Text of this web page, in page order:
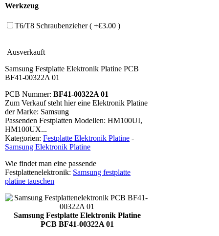
Werkzeug
T6/T8 Schraubenzieher ( +€3.00 )
Ausverkauft
Samsung Festplatte Elektronik Platine PCB
BF41-00322A 01
PCB Nummer:BF41-00322A 01
Zum Verkauf steht hier eine Elektronik Platine
der Marke: Samsung
Passenden Festplatten Modellen: HM100UI,
HM100UX...
Kategorien:Festplatte Elektronik Platine -
Samsung Elektronik Platine
Wie findet man eine passende
Festplattenelektronik: Samsung festplatte
platine tauschen
Samsung Festplatte Elektronik Platine
PCB BF41-00322A 01